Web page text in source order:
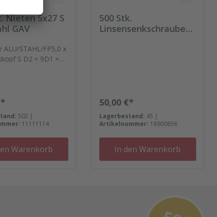
Nieten 5x27 S
GAV
ALU/STAHL/FP5,0 x
S D2 = 9D1 =
Preis:
502 |
11111114
Warenkorb
500 Stk.
Linsensenkschrauben
Regulärer Preis:
50,00 €*
Lagerbestand: 45 |
Artikelnummer: 18900856
In den Warenkorb